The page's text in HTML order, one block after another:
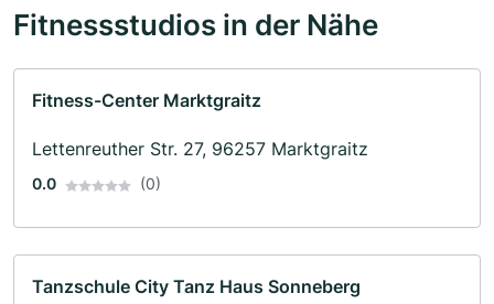
Fitnessstudios in der Nähe
Fitness-Center Marktgraitz
Lettenreuther Str. 27, 96257 Marktgraitz
0.0 (0)
Tanzschule City Tanz Haus Sonneberg